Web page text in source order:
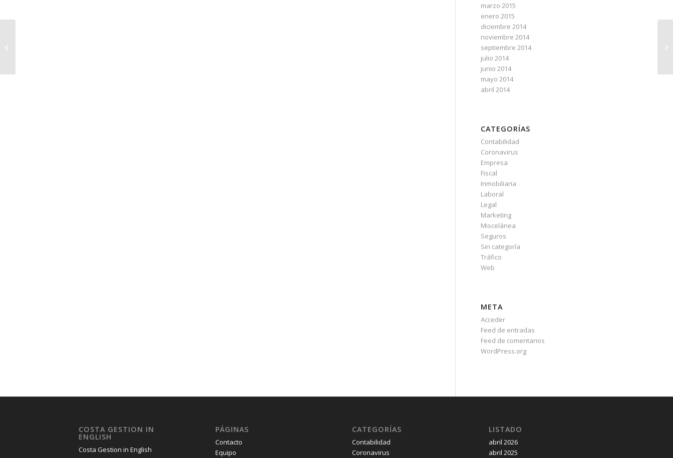
marzo 2015
enero 2015
diciembre 2014
noviembre 2014
septiembre 2014
julio 2014
junio 2014
mayo 2014
abril 2014
CATEGORÍAS
Contabilidad
Coronavirus
Empresa
Fiscal
Inmobiliaria
Laboral
Legal
Marketing
Miscelánea
Seguros
Sin categoría
Tráfico
Web
META
Acceder
Feed de entradas
Feed de comentarios
WordPress.org
COSTA GESTION IN
ENGLISH
Costa Gestion in English
PÁGINAS
Contacto
Equipo
CATEGORÍAS
Contabilidad
Coronavirus
LISTADO
abril 2026
abril 2025